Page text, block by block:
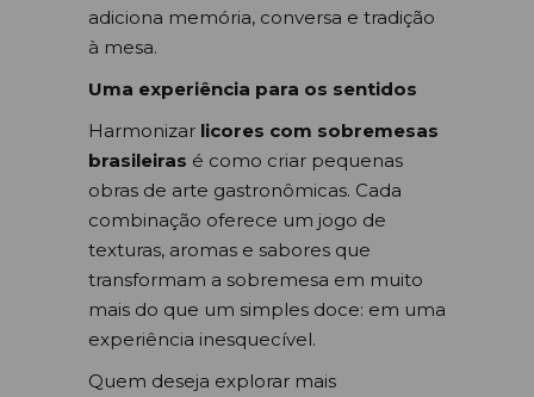
adiciona memória, conversa e tradição
à mesa.
Uma experiência para os sentidos
Harmonizar licores com sobremesas
brasileiras é como criar pequenas
obras de arte gastronômicas. Cada
combinação oferece um jogo de
texturas, aromas e sabores que
transformam a sobremesa em muito
mais do que um simples doce: em uma
experiência inesquecível.
Quem deseja explorar mais